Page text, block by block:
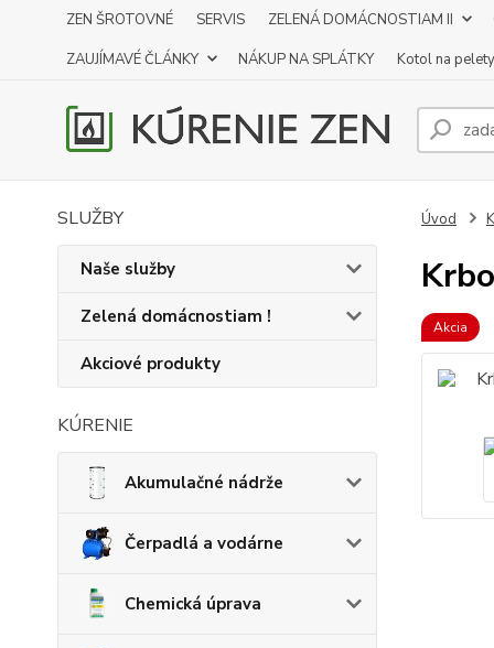
ZEN ŠROTOVNÉ SERVIS ZELENÁ DOMÁCNOSTIAM II
ZAUJÍMAVÉ ČLÁNKY
NÁKUP NA SPLÁTKY Kotol na pelety
SLUŽBY
Naše služby
Zelená domácnostiam !
Akciové produkty
KÚRENIE
Akumulačné nádrže
Čerpadlá a vodárne
Chemická úprava
Úvod
Akcia